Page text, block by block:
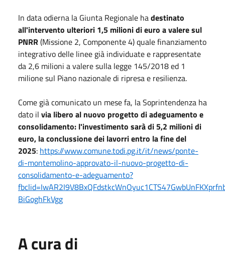
In data odierna la Giunta Regionale hadestinato
all'intervento ulteriori 1,5 milioni di euro a valere sul
PNRR(Missione 2, Componente 4) quale finanziamento
integrativo delle linee già individuate e rappresentate
da 2,6 milioni a valere sulla legge 145/2018 ed 1
milione sul Piano nazionale di ripresa e resilienza.
Come già comunicato un mese fa, la Soprintendenza ha
dato il via libero al nuovo progetto di adeguamento e
consolidamento: l'investimento sarà di 5,2 milioni di
euro, la conclussione dei lavorri entro la fine del
2025: https://www.comune.todi.pg.it/it/news/ponte-
di-montemolino-approvato-il-nuovo-progetto-di-
consolidamento-e-adeguamento?
BiGoghFkVgg
A cura di